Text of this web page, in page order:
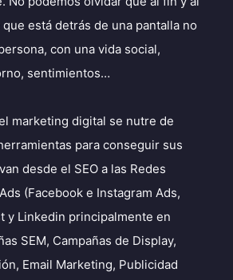
está detrás de una pantalla no
con una vida social,
sentimientos…
marketing digital se nutre de
para conseguir sus
desde el SEO a las Redes
(Facebook e Instagram Ads,
y Linkedin principalmente en
SEM, Campañas de Display,
Email Marketing, Publicidad